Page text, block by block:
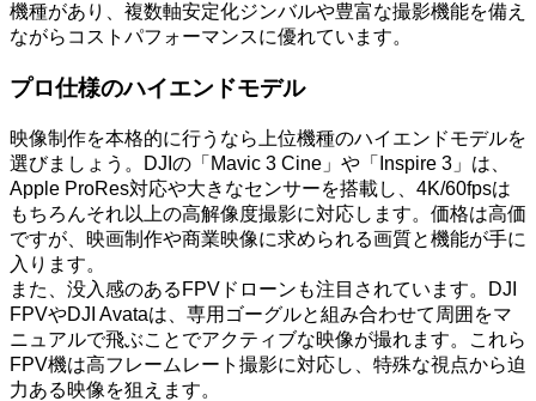
機種があり、複数軸安定化ジンバルや豊富な撮影機能を備え
ながらコストパフォーマンスに優れています。
プロ仕様のハイエンドモデル
映像制作を本格的に行うなら上位機種のハイエンドモデルを
選びましょう。DJIの「Mavic 3 Cine」や「Inspire 3」は、
Apple ProRes対応や大きなセンサーを搭載し、4K/60fpsは
もちろんそれ以上の高解像度撮影に対応します。価格は高価
ですが、映画制作や商業映像に求められる画質と機能が手に
入ります。
また、没入感のあるFPVドローンも注目されています。DJI
FPVやDJI Avataは、専用ゴーグルと組み合わせて周囲をマ
ニュアルで飛ぶことでアクティブな映像が撮れます。これら
FPV機は高フレームレート撮影に対応し、特殊な視点から迫
力ある映像を狙えます。